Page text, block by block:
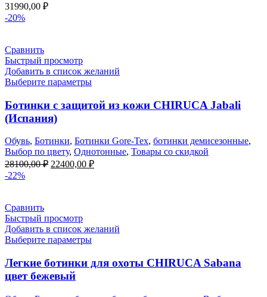
31990,00 ₽
-20%
Сравнить
Быстрый просмотр
Добавить в список желаний
Выберите параметры
Ботинки с защитой из кожи CHIRUCA Jabali
(Испания)
Обувь, Ботинки, Ботинки Gore-Tex, ботинки демисезонные,
Выбор по цвету, Однотонные, Товары со скидкой
28100,00₽ Первоначальная
22400,00 ₽Текущая
-22%
Сравнить
Быстрый просмотр
Добавить в список желаний
Выберите параметры
Легкие ботинки для охоты CHIRUCA Sabana
цвет бежевый